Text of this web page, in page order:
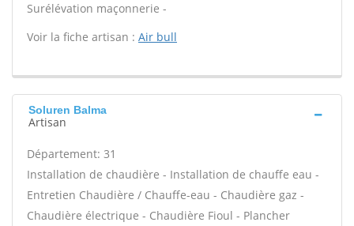
Surélévation maçonnerie -
Voir la fiche artisan : Air bull
Soluren Balma
Artisan
Département: 31
Installation de chaudière - Installation de chauffe eau -
Entretien Chaudière / Chauffe-eau - Chaudière gaz -
Chaudière électrique - Chaudière Fioul - Plancher